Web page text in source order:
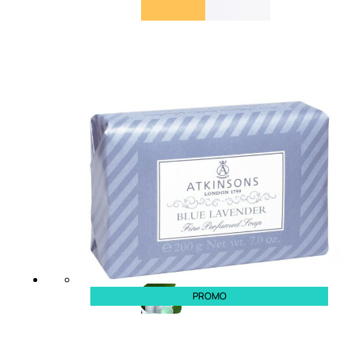
NATURALI
Viso/Labbra/Occhi Nature
Maschera Nature
Trattamenti Viso
Detergenza
Bagno Nature
Deodoranti
PROMO